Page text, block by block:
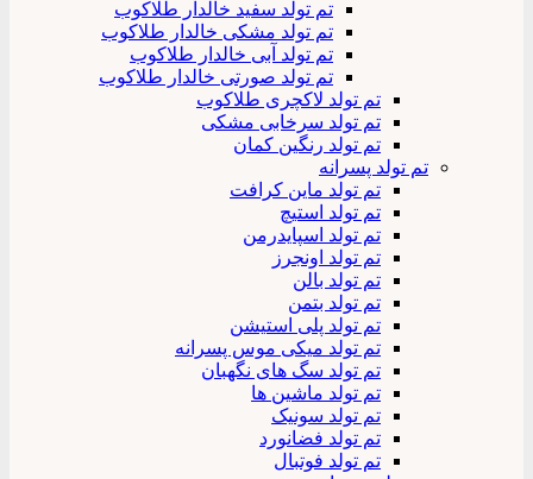
تم تولد سفید خالدار طلاکوب
تم تولد مشکی خالدار طلاکوب
تم تولد آبی خالدار طلاکوب
تم تولد صورتی خالدار طلاکوب
تم تولد لاکچری طلاکوب
تم تولد سرخابی مشکی
تم تولد رنگین کمان
تم تولد پسرانه
تم تولد ماین کرافت
تم تولد استیچ
تم تولد اسپایدرمن
تم تولد اونجرز
تم تولد بالن
تم تولد بتمن
تم تولد پلی استیشن
تم تولد میکی موس پسرانه
تم تولد سگ های نگهبان
تم تولد ماشین ها
تم تولد سونیک
تم تولد فضانورد
تم تولد فوتبال